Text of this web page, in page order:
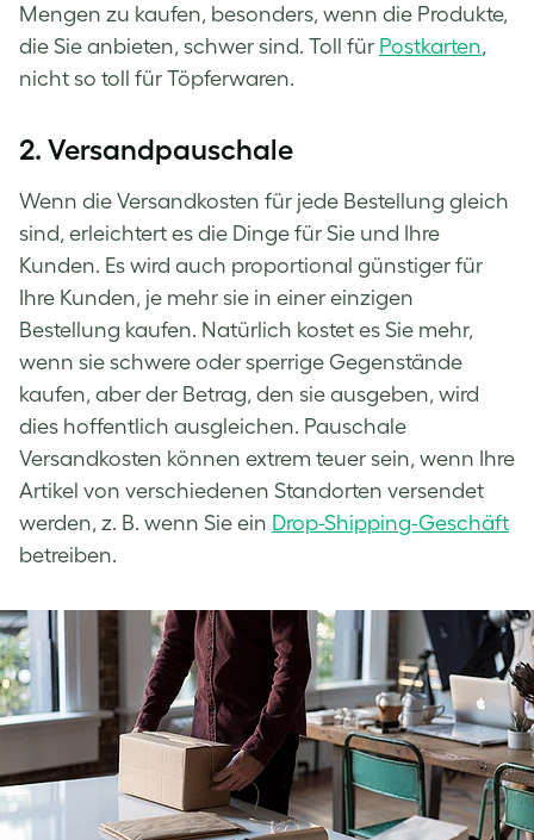
Mengen zu kaufen, besonders, wenn die Produkte,
die Sie anbieten, schwer sind. Toll für Postkarten,
nicht so toll für Töpferwaren.
2. Versandpauschale
Wenn die Versandkosten für jede Bestellung gleich
sind, erleichtert es die Dinge für Sie und Ihre
Kunden. Es wird auch proportional günstiger für
Ihre Kunden, je mehr sie in einer einzigen
Bestellung kaufen. Natürlich kostet es Sie mehr,
wenn sie schwere oder sperrige Gegenstände
kaufen, aber der Betrag, den sie ausgeben, wird
dies hoffentlich ausgleichen. Pauschale
Versandkosten können extrem teuer sein, wenn Ihre
Artikel von verschiedenen Standorten versendet
werden, z. B. wenn Sie ein Drop-Shipping-Geschäft
betreiben.